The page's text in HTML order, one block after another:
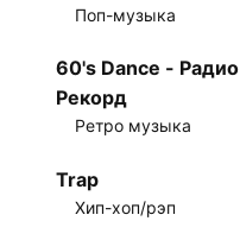
Поп-музыка
60's Dance - Радио
Рекорд
Ретро музыка
Trap
Хип-хоп/рэп